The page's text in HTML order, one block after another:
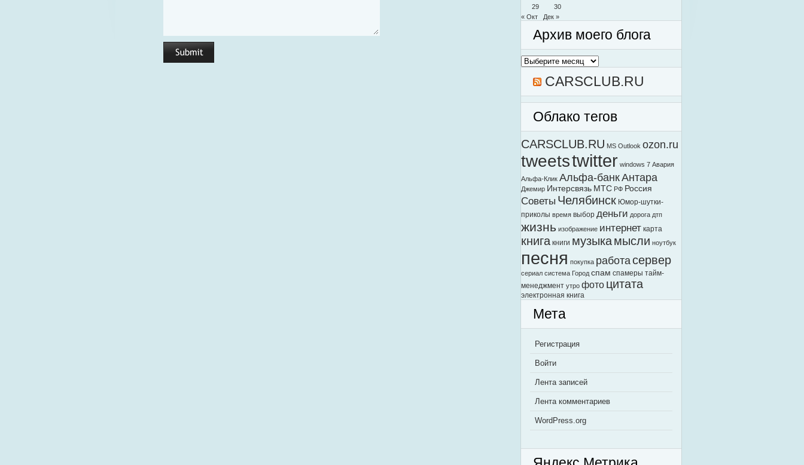
29
30
« Окт
Дек »
Архив моего блога
Архив
моего
CARSCLUB.RU
Облако тегов
CARSCLUB.RU MS Outlook ozon.ru
tweetstwitter windows 7 Авария
Альфа-Клик Альфа-банкАнтара
Джемир Интерсвязь МТС РФ Россия
Советы Челябинск Юмор-шутки-
приколы время выбор деньги дорога дтп
жизнь изображение интернет карта
книга книги музыкамысли ноутбук
песня покупка работасервер
сериал система Город спам спамеры тайм-
менеджмент утро фото цитата
электронная книга
Мета
Регистрация
Войти
Лента записей
Лента комментариев
WordPress.org